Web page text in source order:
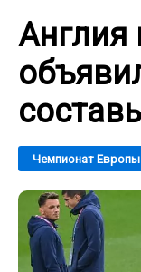
Англия
Чемпионат Европы